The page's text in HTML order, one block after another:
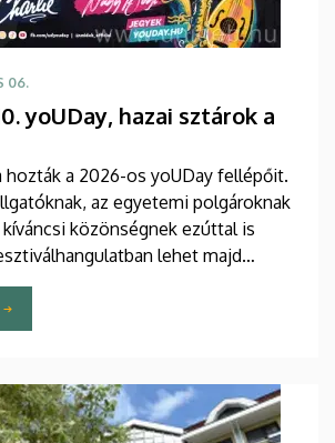
06.
yoUDay, hazai sztárok a
hozták a 2026-os yoUDay fellépőit.
az egyetemi polgároknak
kíváncsi közönségnek ezúttal is
lehet majd
tanévnyitó stadionshow-n
közepén.